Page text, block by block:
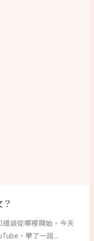
該從哪裡開始。今天
，學了一段...